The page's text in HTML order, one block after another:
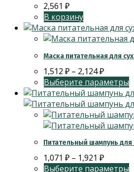
2,561 ₽
В корзину
Маска питательная для
1,512 ₽ – 2,124₽
Выберите параметры
Питательный шампунь для
1,071 ₽ – 1,921 ₽
Выберите параметры